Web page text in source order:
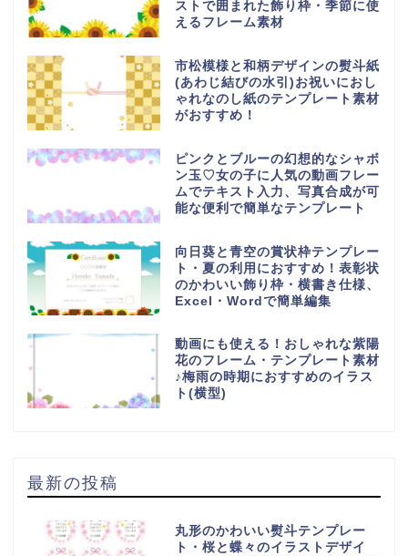
ストで囲まれた飾り枠・季節に使
えるフレーム素材
市松模様と和柄デザインの熨斗紙
(あわじ結びの水引)お祝いにおし
ゃれなのし紙のテンプレート素材
がおすすめ！
ピンクとブルーの幻想的なシャボ
ン玉♡女の子に人気の動画フレー
ムでテキスト入力、写真合成が可
能な便利で簡単なテンプレート
向日葵と青空の賞状枠テンプレー
ト・夏の利用におすすめ！表彰状
のかわいい飾り枠・横書き仕様、
Excel・Wordで簡単編集
動画にも使える！おしゃれな紫陽
花のフレーム・テンプレート素材
♪梅雨の時期におすすめのイラス
ト(横型)
最新の投稿
丸形のかわいい熨斗テンプレー
ト・桜と蝶々のイラストデザイ